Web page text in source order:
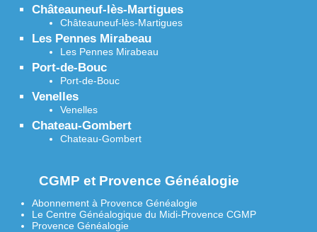
Châteauneuf-lès-Martigues
Châteauneuf-lès-Martigues
Les Pennes Mirabeau
Les Pennes Mirabeau
Port-de-Bouc
Port-de-Bouc
Venelles
Venelles
Chateau-Gombert
Chateau-Gombert
CGMP et Provence Généalogie
Abonnement à Provence Généalogie
Le Centre Généalogique du Midi-Provence CGMP
Provence Généalogie